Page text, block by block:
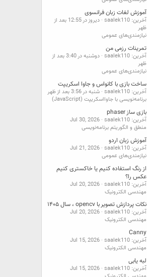
آموزش لغات زبان فرانسوی
آخرین: saalek110
دیروز در 12:55 بعد از
ظهر
نیازمندی‌های عمومی
تمرینات رزمی من
آخرین: saalek110
دوشنبه در 3:40 بعد از
ظهر
نیازمندی‌های عمومی
ساخت بازی با کانواس و جاوا اسکریپت
آخرین: saalek110
شنبه در 3:56 بعد از ظهر
برنامه‌نویسی با جاوااسکریپت (JavaScript)
بازی ساز phaser
آخرین: saalek110
Jul 30, 2026
منطق و الگوریتم برنامه‌نویسی
آموزش زبان اردو
آخرین: saalek110
Jul 21, 2026
نیازمندی‌های عمومی
از رنگ استفاده کنیم یا خاکستری کنیم
عکس را؟
آخرین: saalek110
Jul 20, 2026
مهندسی الکترونیک
نکات پردازش تصویر با opencv ، سال ۱۴۰۵
آخرین: saalek110
Jul 20, 2026
مهندسی الکترونیک
Canny
آخرین: saalek110
Jul 15, 2026
مهندسی الکترونیک
لبه یابی
آخرین: saalek110
Jul 15, 2026